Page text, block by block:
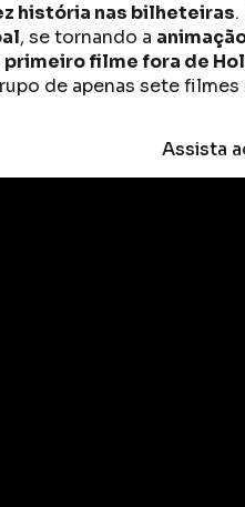
história nas bilheteiras.
, se tornando a
primeiro filme fora de
de apenas sete
Assista